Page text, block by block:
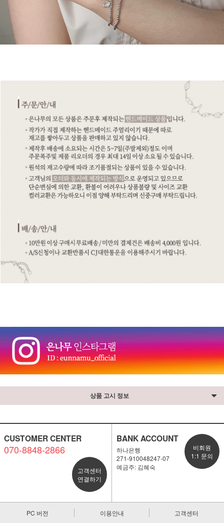
상품 고시 정보
CUSTOMER CENTER
070-8848-2866
고객센터
연결하기
BANK ACCOUNT
하나은행
271-910048247-07
예금주: 김혜숙
비회원
1:1 문의
PC 버전 이용안내 고객센터